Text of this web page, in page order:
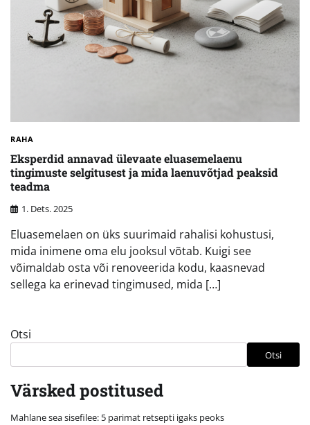
RAHA
Eksperdid annavad ülevaate eluasemelaenu
tingimuste selgitusest ja mida laenuvõtjad peaksid
teadma
1. Dets. 2025
Eluasemelaen on üks suurimaid rahalisi kohustusi,
mida inimene oma elu jooksul võtab. Kuigi see
võimaldab osta või renoveerida kodu, kaasnevad
sellega ka erinevad tingimused, mida […]
Otsi
Otsi
Värsked postitused
Mahlane sea sisefilee: 5 parimat retsepti igaks peoks